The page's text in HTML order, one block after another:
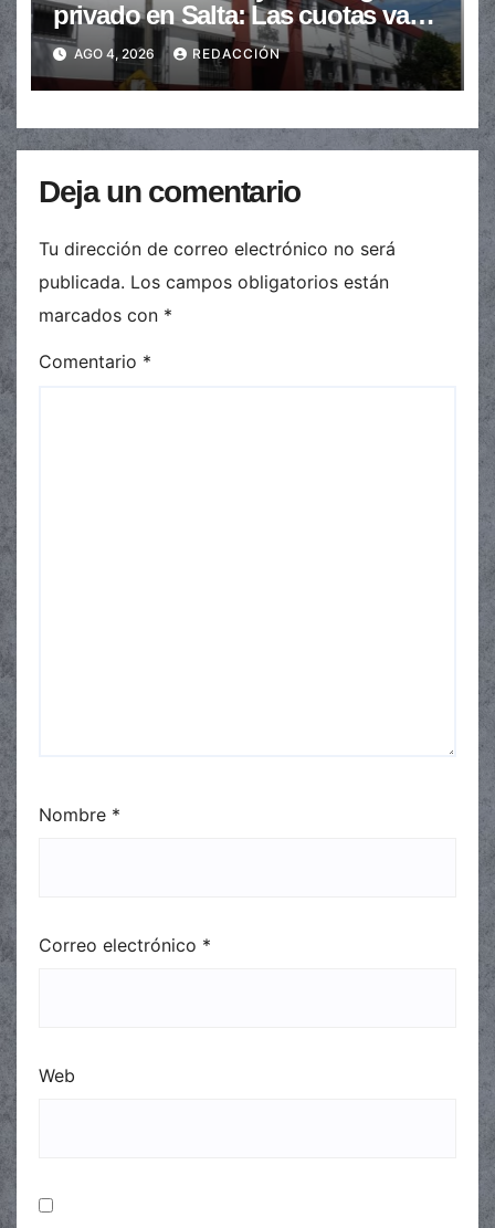
privado en Salta: Las cuotas van
de $110.000 a más de $600.000
AGO 4, 2026 REDACCIÓN
Deja un comentario
Tu dirección de correo electrónico no será
publicada. Los campos obligatorios están
marcados con *
Comentario *
Nombre *
Correo electrónico *
Web